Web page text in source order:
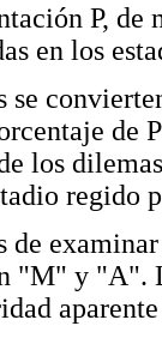
P,
en los
se
de
los
regido
de
"M" y "A".